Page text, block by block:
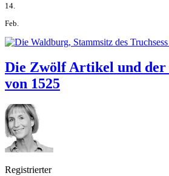
14.
Feb.
Die Zwölf Artikel und
von 1525
Registrierter